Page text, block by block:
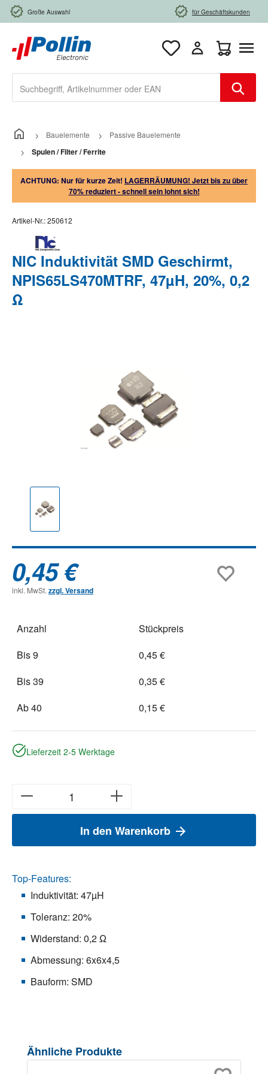
Zum Hauptinhalt springen
Große Auswahl für Geschäftskunden
Bauelemente Passive Bauelemente
Spulen / Filter / Ferrite
ACHTUNG: Nur für kurze Zeit! LAGERRÄUMUNG! Jetzt bis zu über
70% reduziert - schnell sein lohnt sich!
Artikel-Nr.:250612
NIC Induktivität SMD Geschirmt,
NPIS65LS470MTRF, 47µH, 20%, 0,2
Ω
0,45 €
inkl. MwSt. zzgl. Versand
Anzahl
Stückpreis
Bis9
0,45 €
Bis39
0,35 €
Ab40 0,15 €
Lieferzeit 2-5 Werktage
In den Warenkorb
Top-Features:
Induktivität: 47µH
Toleranz: 20%
Widerstand: 0,2 Ω
Abmessung: 6x6x4,5
Bauform: SMD
Produktgalerie überspringen
Ähnliche Produkte